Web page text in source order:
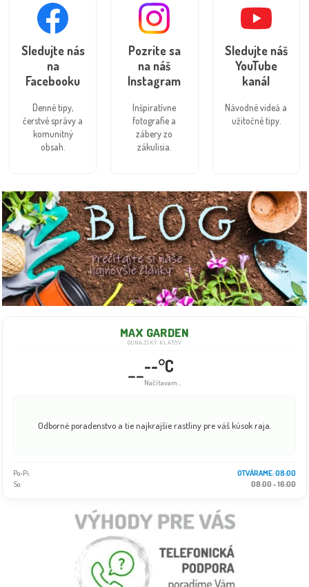
MAX GARDEN
DUNAJSKÝ KLÁTOV
----°C
Načítavam...
Odborné poradenstvo a tie najkrajšie rastliny pre váš kúsok raja.
Po-Pi:
OTVÁRAME: 08:00
So:
08:00 - 16:00
Sledujte nás
na
Facebooku
Denné tipy,
čerstvé správy a
komunitný
obsah.
Pozrite sa
na náš
Instagram
Inšpiratívne
fotografie a
zábery zo
zákulisia.
Sledujte náš
YouTube
kanál
Návodné videá a
užitočné tipy.